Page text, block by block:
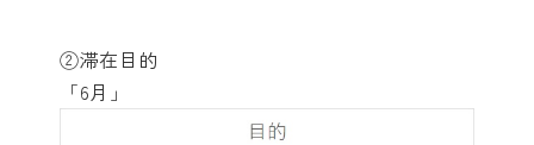
②滞在目的
「6月」